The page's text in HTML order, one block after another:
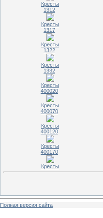
Кресты
1312
Кресты
1317
Кресты
1322
Кресты
1332
Кресты
400020
Кресты
400070
Кресты
400120
Кресты
400170
Кресты
Полная версия сайта